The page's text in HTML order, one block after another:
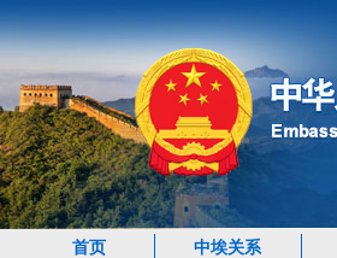
首页 中埃关系